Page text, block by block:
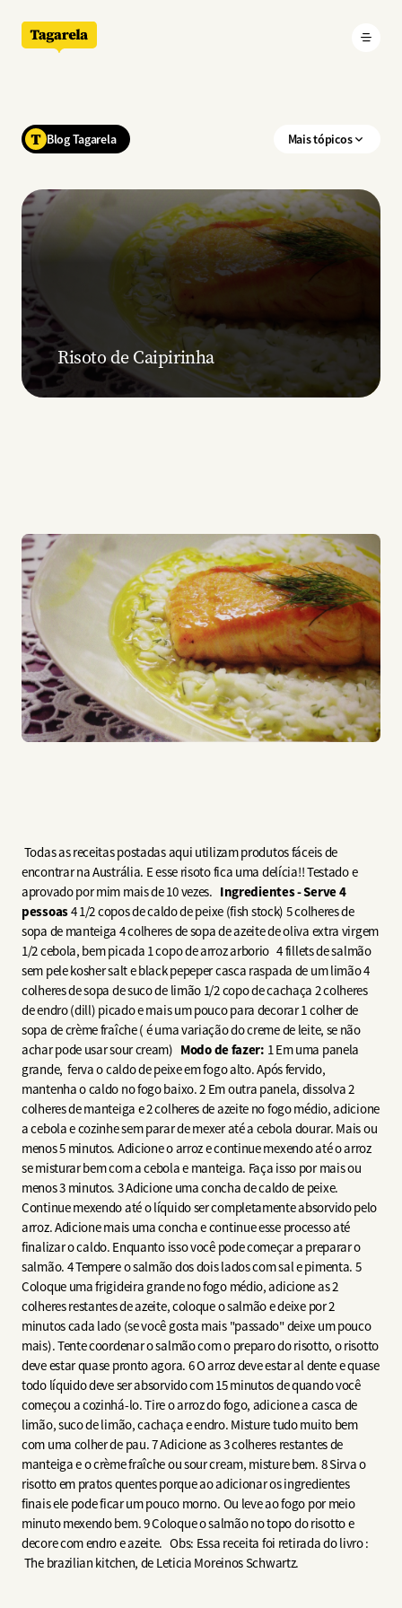
Blog Tagarela Mais tópicos
Risoto de Caipirinha
Todas as receitas postadas aqui utilizam produtos fáceis de
encontrar na Austrália. E esse risoto fica uma delícia!! Testado e
aprovado por mim mais de 10 vezes. Ingredientes - Serve 4
pessoas4 1/2 copos de caldo de peixe (fish stock) 5 colheres de
sopa de manteiga 4 colheres de sopa de azeite de oliva extra virgem
1/2 cebola, bem picada 1 copo de arroz arborio 4 fillets de salmão
sem pele kosher salt e black pepeper casca raspada de um limão 4
colheres de sopa de suco de limão 1/2 copo de cachaça 2 colheres
de endro (dill) picado e mais um pouco para decorar 1 colher de
sopa de crème fraîche ( é uma variação do creme de leite, se não
achar pode usar sour cream) Modo de fazer: 1 Em uma panela
grande, ferva o caldo de peixe em fogo alto. Após fervido,
mantenha o caldo no fogo baixo. 2 Em outra panela, dissolva 2
colheres de manteiga e 2 colheres de azeite no fogo médio, adicione
a cebola e cozinhe sem parar de mexer até a cebola dourar. Mais ou
menos 5 minutos. Adicione o arroz e continue mexendo até o arroz
se misturar bem com a cebola e manteiga. Faça isso por mais ou
menos 3 minutos. 3 Adicione uma concha de caldo de peixe.
Continue mexendo até o líquido ser completamente absorvido pelo
arroz. Adicione mais uma concha e continue esse processo até
finalizar o caldo. Enquanto isso você pode começar a preparar o
salmão. 4 Tempere o salmão dos dois lados com sal e pimenta. 5
Coloque uma frigideira grande no fogo médio, adicione as 2
colheres restantes de azeite, coloque o salmão e deixe por 2
minutos cada lado (se você gosta mais "passado" deixe um pouco
mais). Tente coordenar o salmão com o preparo do risotto, o risotto
deve estar quase pronto agora. 6 O arroz deve estar al dente e quase
todo líquido deve ser absorvido com 15 minutos de quando você
começou a cozinhá-lo. Tire o arroz do fogo, adicione a casca de
limão, suco de limão, cachaça e endro. Misture tudo muito bem
com uma colher de pau. 7 Adicione as 3 colheres restantes de
manteiga e o crème fraîche ou sour cream, misture bem. 8 Sirva o
risotto em pratos quentes porque ao adicionar os ingredientes
finais ele pode ficar um pouco morno. Ou leve ao fogo por meio
minuto mexendo bem. 9 Coloque o salmão no topo do risotto e
decore com endro e azeite. Obs: Essa receita foi retirada do livro :
The brazilian kitchen, de Leticia Moreinos Schwartz.